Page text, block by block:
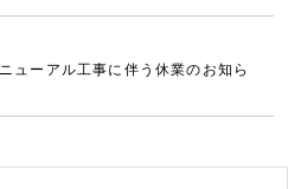
ューアル工事に伴う休業のお知ら